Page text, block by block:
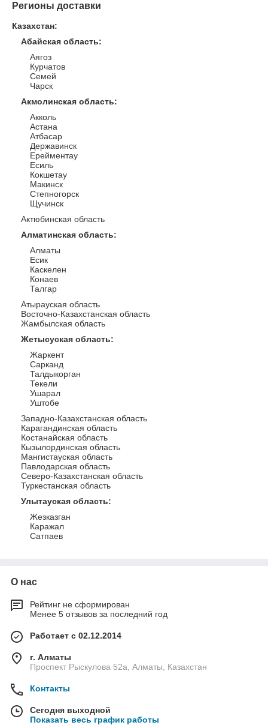
Регионы доставки
Казахстан:
Абайская область:
Аягоз
Курчатов
Семей
Чарск
Акмолинская область:
Акколь
Астана
Атбасар
Державинск
Ерейментау
Есиль
Кокшетау
Макинск
Степногорск
Щучинск
Актюбинская область
Алматинская область:
Алматы
Есик
Каскелен
Конаев
Талгар
Атырауская область
Восточно-Казахстанская область
Жамбылская область
Жетысуская область:
Жаркент
Сарканд
Талдыкорган
Текели
Ушарал
Уштобе
Западно-Казахстанская область
Карагандинская область
Костанайская область
Кызылординская область
Мангистауская область
Павлодарская область
Северо-Казахстанская область
Туркестанская область
Улытауская область:
Жезказган
Каражал
Сатпаев
О нас
Рейтинг не сформирован
Менее 5 отзывов за последний год
Работает с 02.12.2014
г. Алматы
Проспект Рыскулова 52а, Алматы, Казахстан
Контакты
Сегодня выходной
Показать весь график работы